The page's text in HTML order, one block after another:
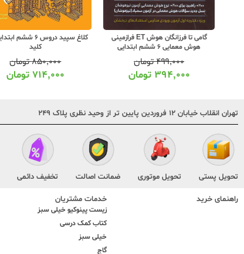
گامی تا فرزانگان هوش ET فرازمینی
هوش معمایی 6 ششم ابتدایی
۴۹۹,۰۰۰تومان
۳۹۴,۰۰۰ تومان
کلاغ سپید دروس 6 ششم
کلید
۸۵۰,۰۰۰تومان
۷۱۴,۰۰۰ تومان
تهران انقلاب خیابان ۱۲ فروردین پایین تر از وحید نظری پلاک ۲۴۹
تحویل پستی تحویل موتوری ضمانت اصالت تخفیف دائمی
راهنمای خرید خدمات مشتریان
زیست پینوکیو خیلی سبز
کتاب کمک درسی
خیلی سبز
گاج